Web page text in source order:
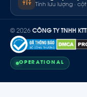
Tính lưu lượng ·
© 2026 CÔNG TY TNHH
OPERATIONAL